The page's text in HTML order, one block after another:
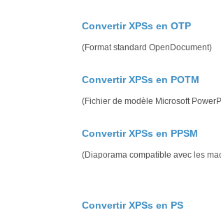
Convertir XPSs en OTP
(Format standard OpenDocument)
Convertir XPSs en POTM
(Fichier de modèle Microsoft
Convertir XPSs en PPSM
(Diaporama compatible avec les
Convertir XPSs en PS